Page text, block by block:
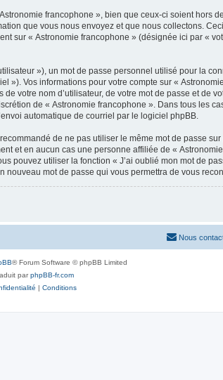
francophone », bien que ceux-ci soient hors
que vous nous envoyez et que nous collectons.
sur « Astronomie francophone » (désignée ici par «
»), un mot de passe personnel utilisé pour la
Vos informations pour votre compte sur «
votre nom d’utilisateur, de votre mot de passe et de
de « Astronomie francophone ». Dans tous les
automatique de courriel par le logiciel phpBB.
de ne pas utiliser le même mot de passe
et en aucun cas une personne affiliée de «
pouvez utiliser la fonction « J’ai oublié mon mot de
mot de passe qui vous permettra de vous
Nous
® Forum Software © phpBB Limited
parphpBB-fr.com
| Conditions